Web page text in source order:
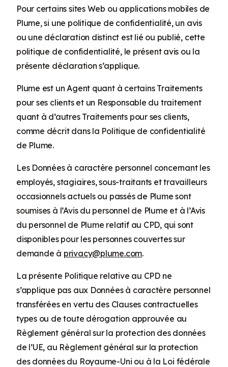
Pour certains sites Web ou applications mobiles de
Plume, si une politique de confidentialité, un avis
ou une déclaration distinct est lié ou publié, cette
politique de confidentialité, le présent avis ou la
présente déclaration s’applique.
Plume est un Agent quant à certains Traitements
pour ses clients et un Responsable du traitement
quant à d’autres Traitements pour ses clients,
comme décrit dans la Politique de confidentialité
de Plume.
Les Données à caractère personnel concernant les
employés, stagiaires, sous-traitants et travailleurs
occasionnels actuels ou passés de Plume sont
soumises à l’Avis du personnel de Plume et à l’Avis
du personnel de Plume relatif au CPD, qui sont
disponibles pour les personnes couvertes sur
demande à privacy@plume.com.
La présente Politique relative au CPD ne
s’applique pas aux Données à caractère personnel
transférées en vertu des Clauses contractuelles
types ou de toute dérogation approuvée au
Règlement général sur la protection des données
de l’UE, au Règlement général sur la protection
des données du Royaume-Uni ou à la Loi fédérale